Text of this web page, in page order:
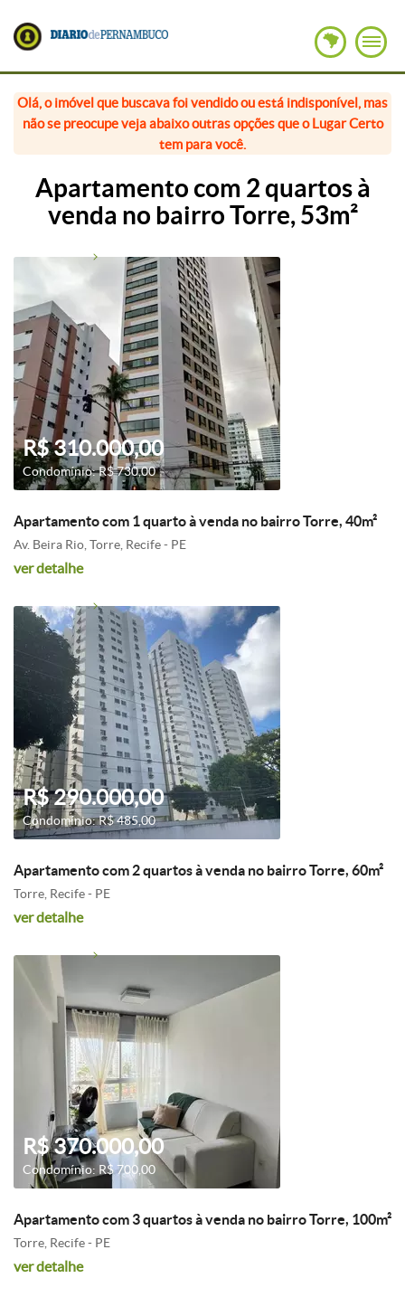
Olá, o imóvel que buscava foi vendido ou está indisponível, mas
não se preocupe veja abaixo outras opções que o Lugar Certo
tem para você.
Apartamento com 2 quartos à
venda no bairro Torre, 53m²
R$ 310.000,00
Condomínio: R$ 730,00
Apartamento com 1 quarto à venda no bairro Torre, 40m²
Av. Beira Rio, Torre, Recife - PE
ver detalhe
R$ 290.000,00
Condomínio: R$ 485,00
Apartamento com 2 quartos à venda no bairro Torre, 60m²
Torre, Recife - PE
ver detalhe
R$ 370.000,00
Condomínio: R$ 700,00
Apartamento com 3 quartos à venda no bairro Torre, 100m²
Torre, Recife - PE
ver detalhe